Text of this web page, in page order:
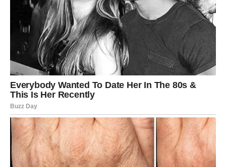
ili osoba koja ti pruža pomoć u pravom trenutku.
Poruka sudbine za Devicu
Ne moraš sve sama.
Kad naučiš da primiš podršku, život počne da te
nagrađuje brže.
VODOLIJA – NOVA ERA, NOVA